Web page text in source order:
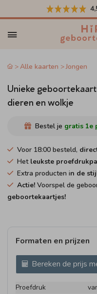
Alle kaarten Jongen
Unieke
dieren en wolkje
Bestel je gratis 1e
Voor 18:00 besteld,
Het leukste
Extra producten in de
Actie! Voorspel de
geboortekaartjes!
Formaten en prijzen
Bereken de prijs
Proefdruk